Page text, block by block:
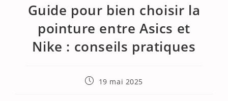
Guide pour bien choisir la
pointure entre Asics et
Nike : conseils pratiques
Publication
19 mai 2025